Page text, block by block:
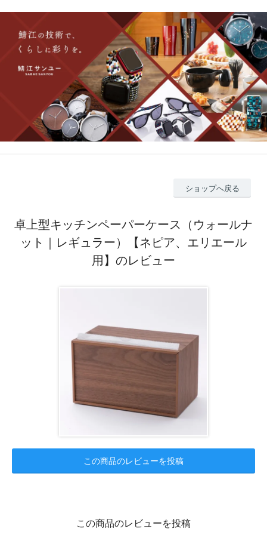
ショップへ戻る
卓上型キッチンペーパーケース（ウォールナ
ット｜レギュラー）【ネピア、エリエール
用】のレビュー
この商品のレビューを投稿
この商品のレビューを投稿